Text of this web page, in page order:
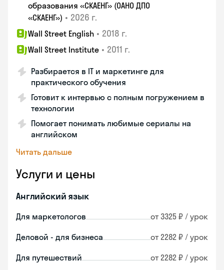
образования «СКАЕНГ» (ОАНО ДПО
«СКАЕНГ») • 2026 г.
Wall Street English • 2018 г.
Wall Street Institute • 2011 г.
Разбирается в IT и маркетинге для
практического обучения
Готовит к интервью с полным погружением в
технологии
Помогает понимать любимые сериалы на
английском
Читать дальше
Услуги и цены
Английский язык
Для маркетологов от 3325 ₽ / урок
Деловой - для бизнеса от 2282 ₽ / урок
Для путешествий от 2282 ₽ / урок